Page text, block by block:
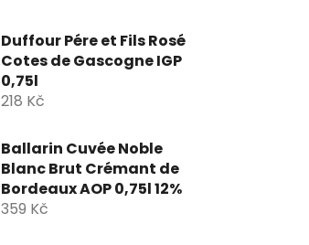
Duffour Pére et Fils Rosé
Cotes de Gascogne IGP
0,75l
218 Kč
Ballarin Cuvée Noble
Blanc Brut Crémant de
Bordeaux AOP 0,75l 12%
359 Kč